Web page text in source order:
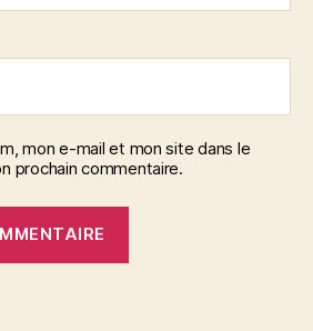
mon e-mail et mon site dans le
prochain commentaire.